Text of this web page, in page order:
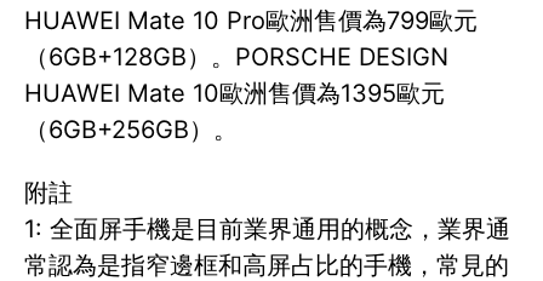
HUAWEI Mate 10 Pro歐洲售價為799歐元
（6GB+128GB）。PORSCHE DESIGN
HUAWEI Mate 10歐洲售價為1395歐元
（6GB+256GB）。
附註
1: 全面屏手機是目前業界通用的概念，業界通
常認為是指窄邊框和高屏占比的手機，常見的